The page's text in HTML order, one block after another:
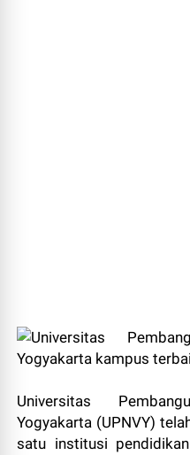
Universitas
Yogyakarta (UPNVY)
satu institusi